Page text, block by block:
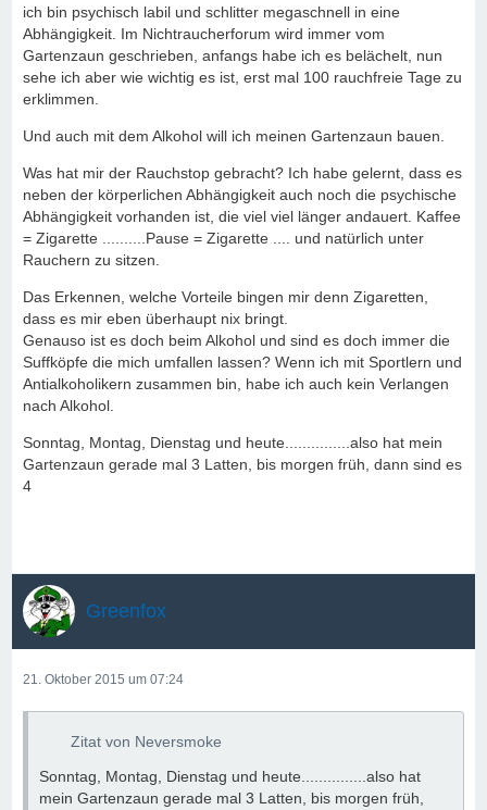
ich bin psychisch labil und schlitter megaschnell in eine
Abhängigkeit. Im Nichtraucherforum wird immer vom
Gartenzaun geschrieben, anfangs habe ich es belächelt, nun
sehe ich aber wie wichtig es ist, erst mal 100 rauchfreie Tage zu
erklimmen.
Und auch mit dem Alkohol will ich meinen Gartenzaun bauen.
Was hat mir der Rauchstop gebracht? Ich habe gelernt, dass es
neben der körperlichen Abhängigkeit auch noch die psychische
Abhängigkeit vorhanden ist, die viel viel länger andauert. Kaffee
= Zigarette ..........Pause = Zigarette .... und natürlich unter
Rauchern zu sitzen.
Das Erkennen, welche Vorteile bingen mir denn Zigaretten,
dass es mir eben überhaupt nix bringt.
Genauso ist es doch beim Alkohol und sind es doch immer die
Suffköpfe die mich umfallen lassen? Wenn ich mit Sportlern und
Antialkoholikern zusammen bin, habe ich auch kein Verlangen
nach Alkohol.
Sonntag, Montag, Dienstag und heute...............also hat mein
Gartenzaun gerade mal 3 Latten, bis morgen früh, dann sind es
4
Greenfox
21. Oktober 2015 um 07:24
Zitat von Neversmoke
Sonntag, Montag, Dienstag und heute...............also hat
mein Gartenzaun gerade mal 3 Latten, bis morgen früh,